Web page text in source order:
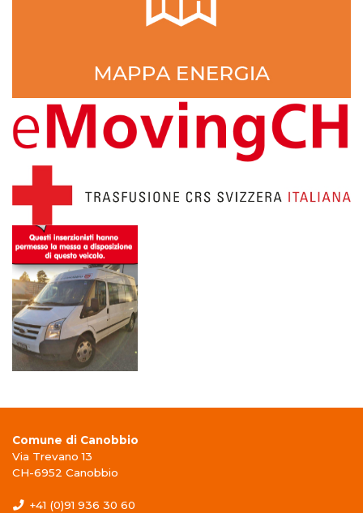
Comune di Canobbio
Via Trevano 13
CH-6952 Canobbio
+41 (0)91 936 30 60